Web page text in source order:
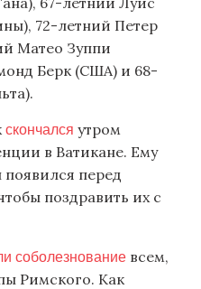
72-летний Петер
Матео Зуппи
Берк (США) и 68-
скончался утром
в Ватикане. Ему
появился перед
поздравить их с
соболезнование всем,
Римского. Как